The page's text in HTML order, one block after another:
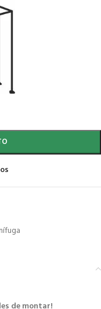
de montar!